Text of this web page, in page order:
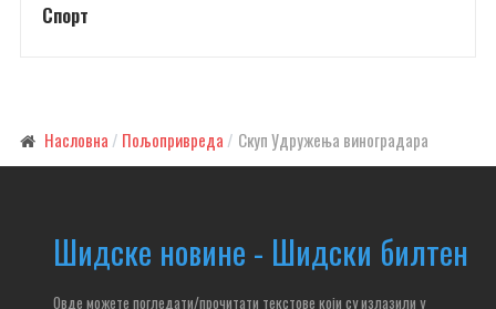
Спорт
Насловна Пољопривреда Скуп Удружења виноградара
Шидске новине - Шидски билтен
Овде можете погледати/прочитати текстове који су излазили у